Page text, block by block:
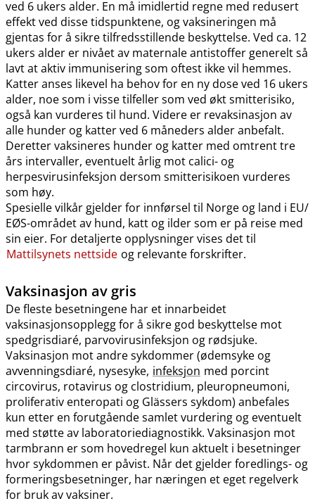
ved 6 ukers alder. En må imidlertid regne med redusert
effekt ved disse tidspunktene, og vaksineringen må
gjentas for å sikre tilfredsstillende beskyttelse. Ved ca. 12
ukers alder er nivået av maternale antistoffer generelt så
lavt at aktiv immunisering som oftest ikke vil hemmes.
Katter anses likevel ha behov for en ny dose ved 16 ukers
alder, noe som i visse tilfeller som ved økt smitterisiko,
også kan vurderes til hund. Videre er revaksinasjon av
alle hunder og katter ved 6 måneders alder anbefalt.
Deretter vaksineres hunder og katter med omtrent tre
års intervaller, eventuelt årlig mot calici- og
herpesvirusinfeksjon dersom smitterisikoen vurderes
som høy.
Spesielle vilkår gjelder for innførsel til Norge og land i EU​/​
EØS-området av hund, katt og ilder som er på reise med
sin eier. For detaljerte opplysninger vises det til
Mattilsynets nettside og relevante forskrifter.
Vaksinasjon av gris
De fleste besetningene har et innarbeidet
vaksinasjonsopplegg for å sikre god beskyttelse mot
spedgrisdiaré, parvovirusinfeksjon og rødsjuke.
Vaksinasjon mot andre sykdommer (ødemsyke og
avvenningsdiaré, nysesyke, infeksjon med porcint
circovirus, rotavirus og clostridium, pleuropneumoni,
proliferativ enteropati og Glässers sykdom) anbefales
kun etter en forutgående samlet vurdering og eventuelt
med støtte av laboratoriediagnostikk. Vaksinasjon mot
tarmbrann er som hovedregel kun aktuelt i besetninger
hvor sykdommen er påvist. Når det gjelder foredlings- og
formeringsbesetninger, har næringen et eget regelverk
for bruk av vaksiner.